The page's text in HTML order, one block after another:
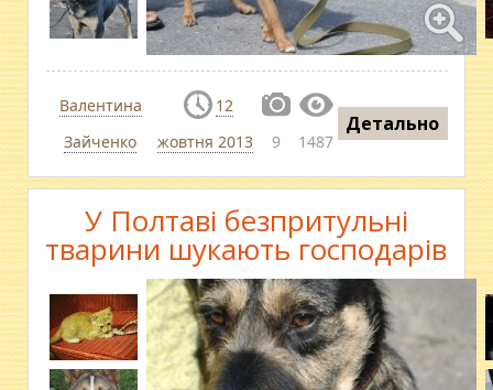
Валентина
Зайченко
12
жовтня 2013
9 1487
Детально
У Полтаві безпритульні
тварини шукають господарів